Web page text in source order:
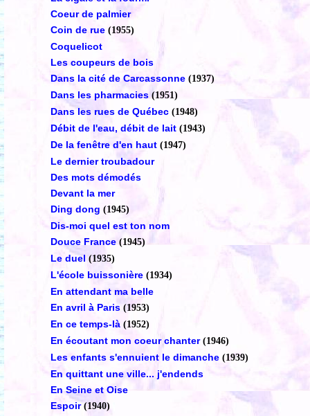
Coeur de palmier
Coin de rue (1955)
Coquelicot
Les coupeurs de bois
Dans la cité de Carcassonne (1937)
Dans les pharmacies (1951)
Dans les rues de Québec (1948)
Débit de l'eau, débit de lait (1943)
De la fenêtre d'en haut (1947)
Le dernier troubadour
Des mots démodés
Devant la mer
Ding dong (1945)
Dis-moi quel est ton nom
Douce France (1945)
Le duel (1935)
L'école buissonière (1934)
En attendant ma belle
En avril à Paris (1953)
En ce temps-là (1952)
En écoutant mon coeur chanter (1946)
Les enfants s'ennuient le dimanche (1939)
En quittant une ville... j'endends
En Seine et Oise
Espoir (1940)